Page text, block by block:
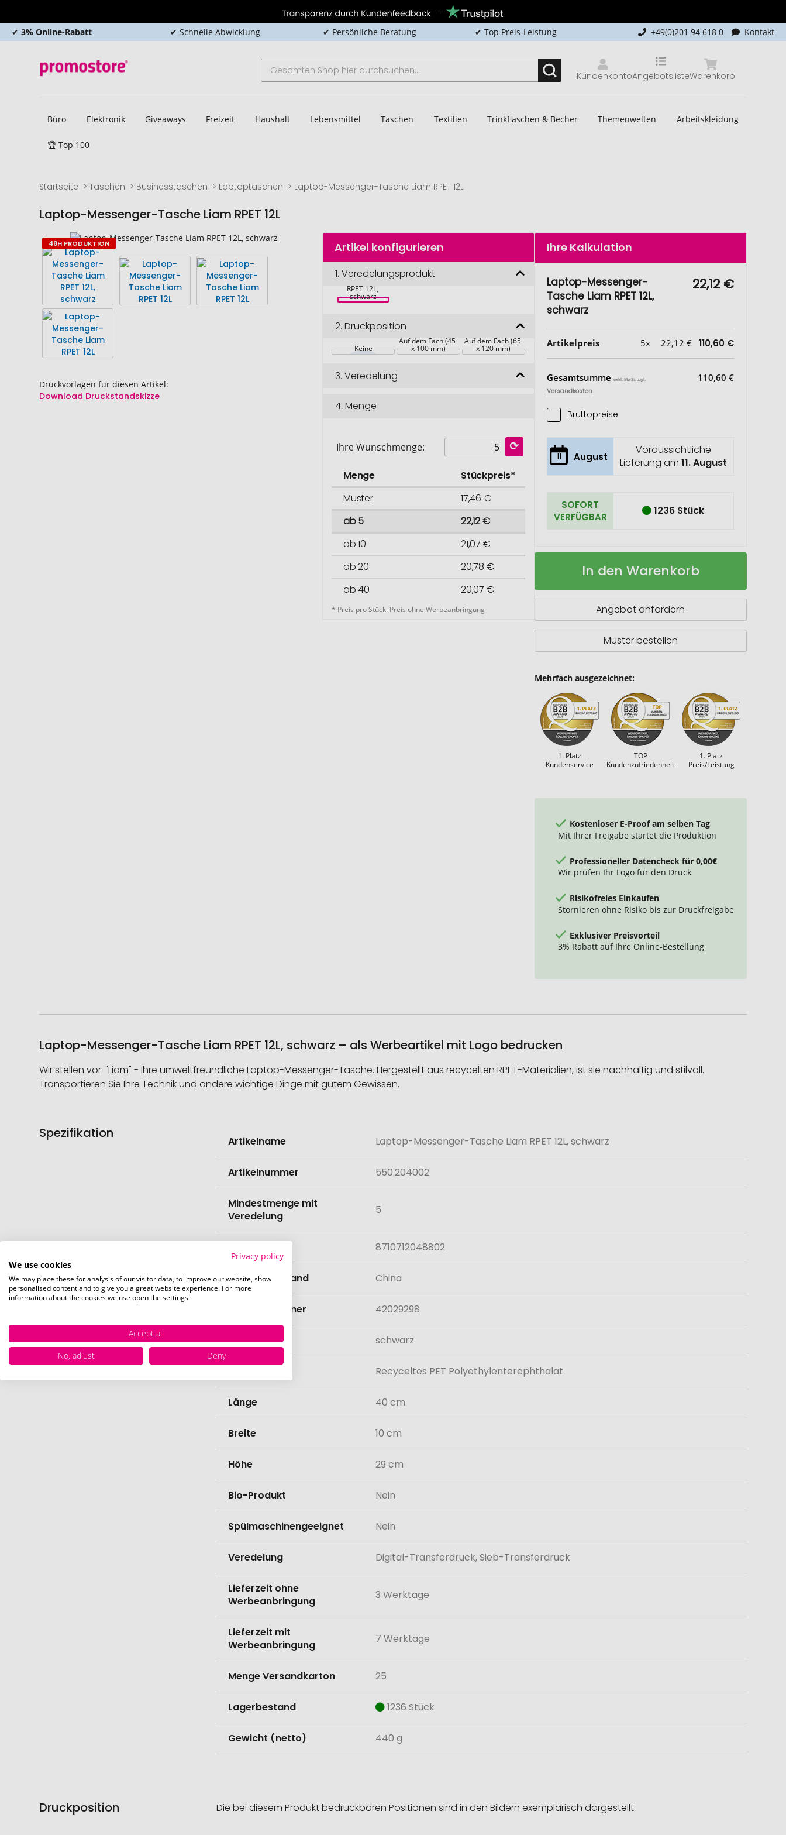
✔ 3% Online-Rabatt ✔ Schnelle Abwicklung ✔ Persönliche Beratung ✔ Top Preis-Leistung +49(0)201 94 618 0 Kontakt
Kundenkonto Warenkorb
Angebotsliste
Büro Elektronik Giveaways Freizeit Haushalt Lebensmittel Taschen Textilien Trinkflaschen & Becher Themenwelten Arbeitskleidung
🏆 Top 100
Startseite Taschen Businesstaschen Laptoptaschen Laptop-Messenger-Tasche Liam RPET 12L
Laptop-Messenger-Tasche Liam RPET 12L
Zum
Ende
der
Bildgalerie
springen
Druckvorlagen für diesen Artikel:
Download Druckstandskizze
Zum
Anfang
der
Bildgalerie
springen
48H PRODUKTION Artikel konfigurieren
1.Veredelungsprodukt
Messenger-
RPET 12L,
schwarz
2.Druckposition
Keine
Auf dem Fach (45
x 100 mm)
Auf dem Fach (65
x 120 mm)
3.Veredelung
4.Menge
Ihre Wunschmenge:
Menge
Stückpreis*
Muster
17,46 €
ab 5
22,12 €
ab 10
21,07 €
ab 20
20,78 €
ab 40
20,07 €
* Preis pro Stück. Preis ohne Werbeanbringung
Ihre Kalkulation
Laptop-Messenger-
Tasche Liam RPET 12L,
schwarz
22,12 €
Artikelpreis 5x 22,12 € 110,60 €
Gesamtsumme exkl. MwSt. zzgl.
Versandkosten
110,60 €
Bruttopreise
11 August
Voraussichtliche
Lieferung am 11. August
SOFORT
VERFÜGBAR
1236 Stück
Laptop-
Liam
Auf
In den Warenkorb
Angebot anfordern
Muster bestellen
Mehrfach ausgezeichnet:
1. Platz
Kundenservice
TOP
Kundenzufriedenheit
1. Platz
Preis/Leistung
Kostenloser E-Proof am selben Tag
Mit Ihrer Freigabe startet die Produktion
Professioneller Datencheck für 0,00€
Wir prüfen Ihr Logo für den Druck
Risikofreies Einkaufen
Stornieren ohne Risiko bis zur Druckfreigabe
Exklusiver Preisvorteil
3% Rabatt auf Ihre Online-Bestellung
Laptop-Messenger-Tasche Liam RPET 12L, schwarz – als Werbeartikel mit Logo bedrucken
Wir stellen vor: "Liam" - Ihre umweltfreundliche Laptop-Messenger-Tasche. Hergestellt aus recycelten RPET-Materialien, ist sie nachhaltig und stilvoll.
Transportieren Sie Ihre Technik und andere wichtige Dinge mit gutem Gewissen.
Spezifikation
Informationen
Artikelname Laptop-Messenger-Tasche Liam RPET 12L, schwarz
Artikelnummer 550.204002
Mindestmenge mit
Veredelung
5
8710712048802
Herstellungsland China
Zolltarifnummer 42029298
Farbe schwarz
Recyceltes PET Polyethylenterephthalat
Länge 40 cm
Breite 10 cm
Höhe 29 cm
Bio-Produkt Nein
Spülmaschinengeeignet Nein
Veredelung Digital-Transferdruck, Sieb-Transferdruck
Lieferzeit ohne
Werbeanbringung
3 Werktage
Lieferzeit mit
Werbeanbringung
7 Werktage
Menge Versandkarton 25
Lagerbestand 1236 Stück
Gewicht (netto) 440 g
Druckposition Die bei diesem Produkt bedruckbaren Positionen sind in den Bildern exemplarisch dargestellt.
Privacy policy
We use cookies
We may place these for analysis of our visitor data, to improve our website, show
personalised content and to give you a great website experience. For more
information about the cookies we use open the settings.
Accept all
No, adjust
Deny